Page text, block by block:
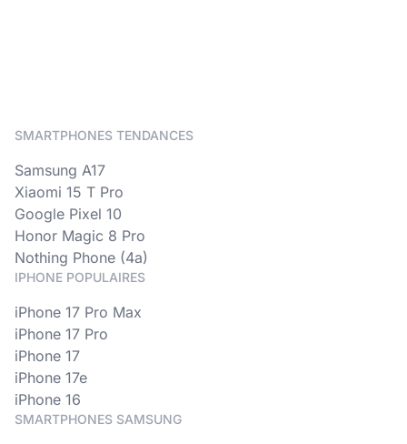
SMARTPHONES TENDANCES
Samsung A17
Xiaomi 15 T Pro
Google Pixel 10
Honor Magic 8 Pro
Nothing Phone (4a)
IPHONE POPULAIRES
iPhone 17 Pro Max
iPhone 17 Pro
iPhone 17
iPhone 17e
iPhone 16
SMARTPHONES SAMSUNG